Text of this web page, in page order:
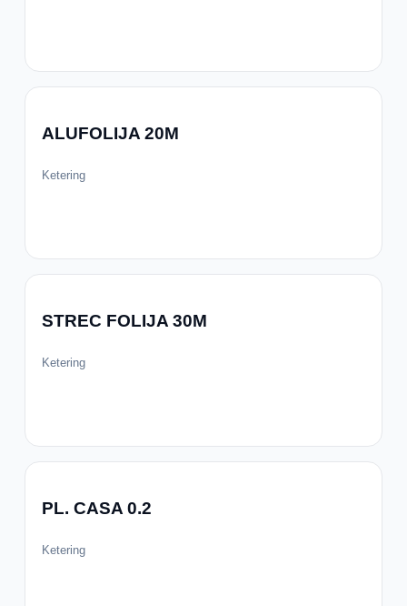
ALUFOLIJA 20M
Ketering
STREC FOLIJA 30M
Ketering
PL. CASA 0.2
Ketering